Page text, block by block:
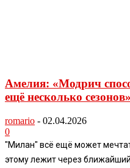
Амелия: «Модрич
ещё несколько сезонов»
romario - 02.04.2026
0
"Милан" всё ещё может
этому лежит через